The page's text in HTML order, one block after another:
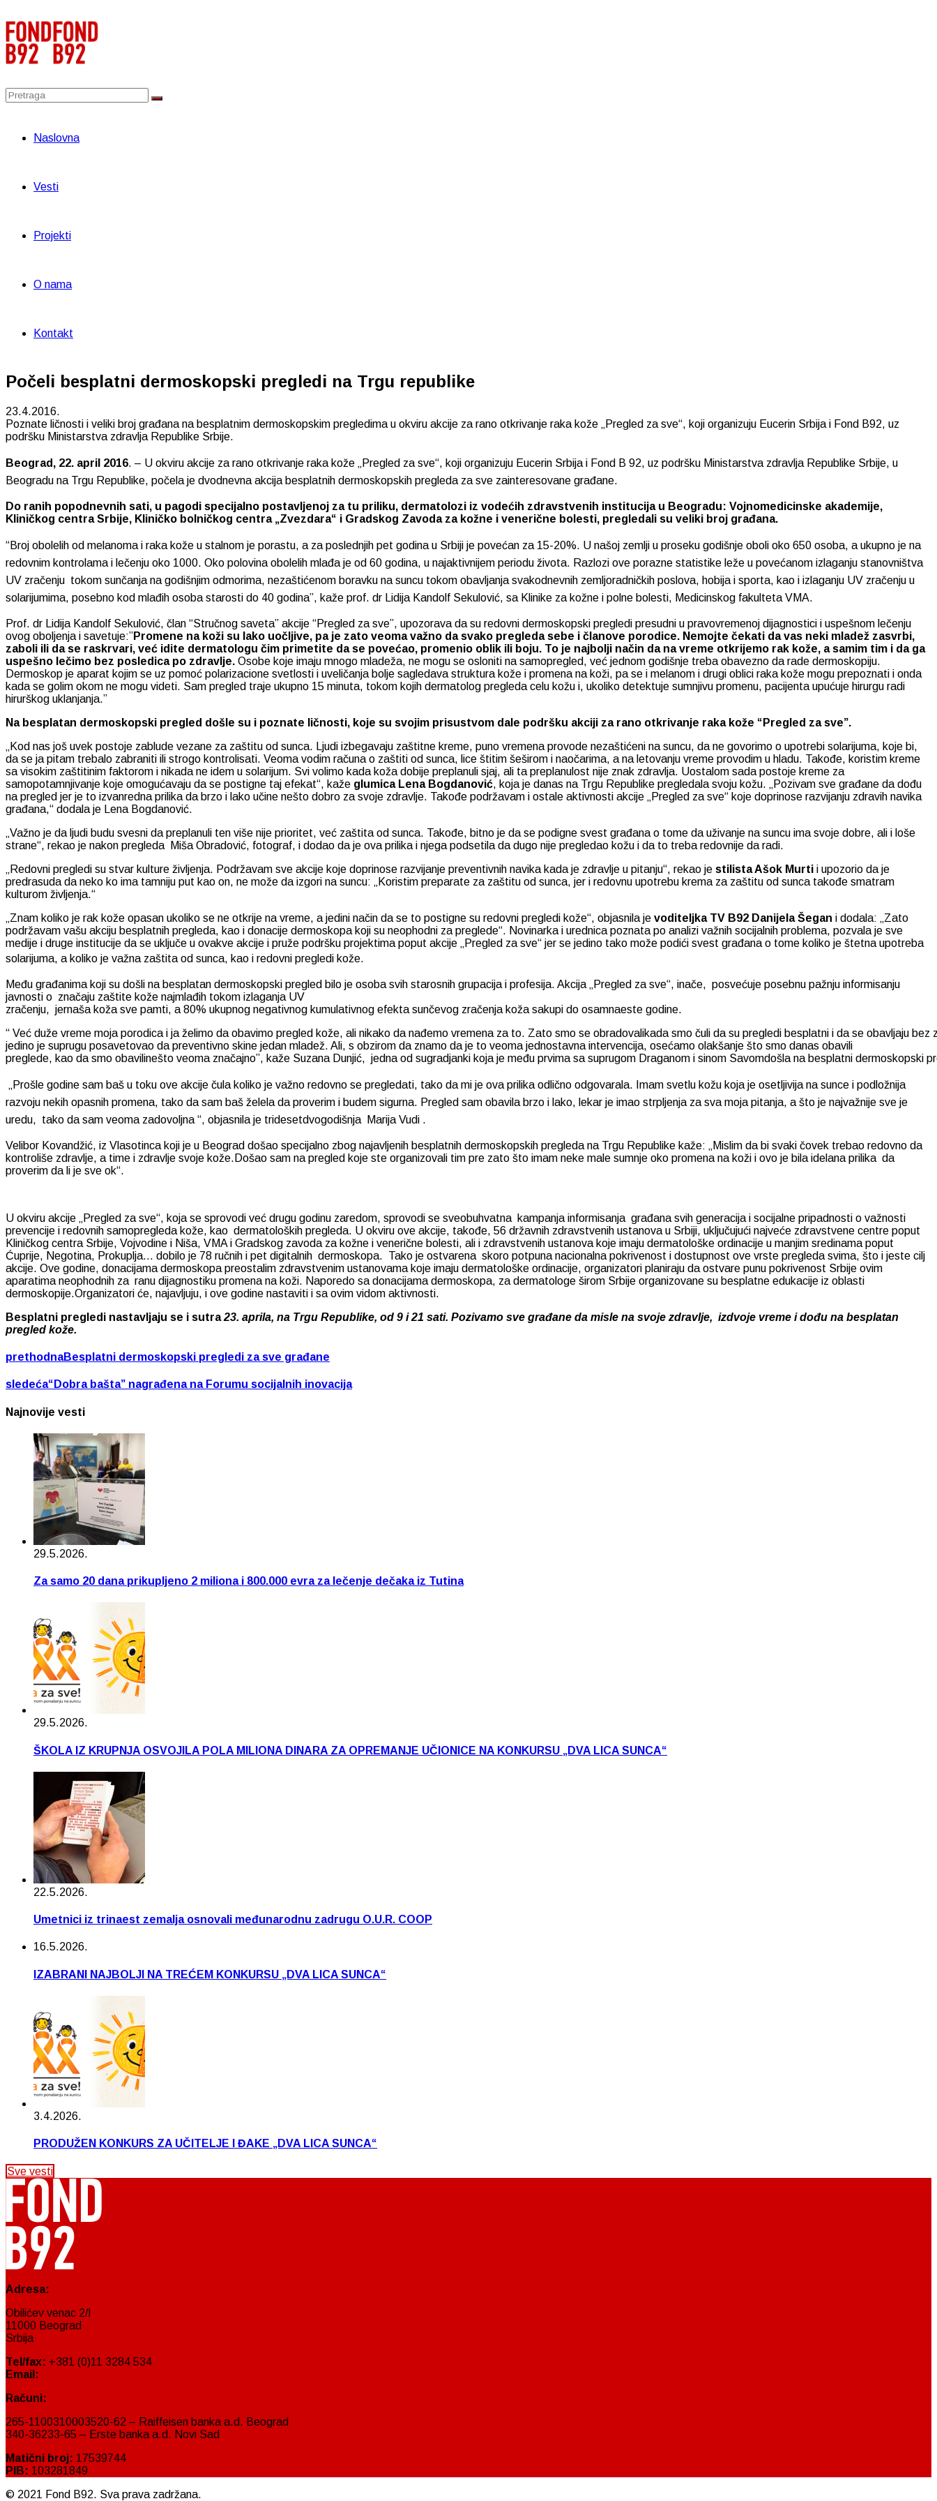
Naslovna
Vesti
Projekti
O nama
Kontakt
Počeli besplatni dermoskopski pregledi na Trgu republike
23.4.2016.
Poznate ličnosti i veliki broj građana na besplatnim dermoskopskim pregledima u okviru akcije za rano otkrivanje raka kože „Pregled za sve“, koji organizuju Eucerin Srbija i Fond B92, uz
podršku Ministarstva zdravlja Republike Srbije.
Beograd, 22. april 2016. – U okviru akcije za rano otkrivanje raka kože „Pregled za sve“, koji organizuju Eucerin Srbija i Fond B 92, uz podršku Ministarstva zdravlja Republike Srbije, u
Beogradu na Trgu Republike, počela je dvodnevna akcija besplatnih dermoskopskih pregleda za sve zainteresovane građane.
Do ranih popodnevnih sati, u pagodi specijalno postavljenoj za tu priliku, dermatolozi iz vodećih zdravstvenih institucija u Beogradu: Vojnomedicinske akademije,
Kliničkog centra Srbije, Kliničko bolničkog centra „Zvezdara“ i Gradskog Zavoda za kožne i venerične bolesti, pregledali su veliki broj građana.
“Broj obolelih od melanoma i raka kože u stalnom je porastu, a za poslednjih pet godina u Srbiji je povećan za 15-20%. U našoj zemlji u proseku godišnje oboli oko 650 osoba, a ukupno je na
redovnim kontrolama i lečenju oko 1000. Oko polovina obolelih mlađa je od 60 godina, u najaktivnijem periodu života. Razlozi ove porazne statistike leže u povećanom izlaganju stanovništva
UV zračenju tokom sunčanja na godišnjim odmorima, nezaštićenom boravku na suncu tokom obavljanja svakodnevnih zemljoradničkih poslova, hobija i sporta, kao i izlaganju UV zračenju u
solarijumima, posebno kod mlađih osoba starosti do 40 godina”, kaže prof. dr Lidija Kandolf Sekulović, sa Klinike za kožne i polne bolesti, Medicinskog fakulteta VMA.
Prof. dr Lidija Kandolf Sekulović, član “Stručnog saveta” akcije “Pregled za sve”, upozorava da su redovni dermoskopski pregledi presudni u pravovremenoj dijagnostici i uspešnom lečenju
ovog oboljenja i savetuje:”Promene na koži su lako uočljive, pa je zato veoma važno da svako pregleda sebe i članove porodice. Nemojte čekati da vas neki mladež zasvrbi,
zaboli ili da se raskrvari, već idite dermatologu čim primetite da se povećao, promenio oblik ili boju. To je najbolji način da na vreme otkrijemo rak kože, a samim tim i da ga
uspešno lečimo bez posledica po zdravlje. Osobe koje imaju mnogo mladeža, ne mogu se osloniti na samopregled, već jednom godišnje treba obavezno da rade dermoskopiju.
Dermoskop je aparat kojim se uz pomoć polarizacione svetlosti i uveličanja bolje sagledava struktura kože i promena na koži, pa se i melanom i drugi oblici raka kože mogu prepoznati i onda
kada se golim okom ne mogu videti. Sam pregled traje ukupno 15 minuta, tokom kojih dermatolog pregleda celu kožu i, ukoliko detektuje sumnjivu promenu, pacijenta upućuje hirurgu radi
hirurškog uklanjanja.”
Na besplatan dermoskopski pregled došle su i poznate ličnosti, koje su svojim prisustvom dale podršku akciji za rano otkrivanje raka kože “Pregled za sve”.
„Kod nas još uvek postoje zablude vezane za zaštitu od sunca. Ljudi izbegavaju zaštitne kreme, puno vremena provode nezaštićeni na suncu, da ne govorimo o upotrebi solarijuma, koje bi,
da se ja pitam trebalo zabraniti ili strogo kontrolisati. Veoma vodim računa o zaštiti od sunca, lice štitim šeširom i naočarima, a na letovanju vreme provodim u hladu. Takođe, koristim kreme
sa visokim zaštitinim faktorom i nikada ne idem u solarijum. Svi volimo kada koža dobije preplanuli sjaj, ali ta preplanulost nije znak zdravlja. Uostalom sada postoje kreme za
samopotamnjivanje koje omogućavaju da se postigne taj efekat“, kaže glumica Lena Bogdanović, koja je danas na Trgu Republike pregledala svoju kožu. „Pozivam sve građane da dođu
na pregled jer je to izvanredna prilika da brzo i lako učine nešto dobro za svoje zdravlje. Takođe podržavam i ostale aktivnosti akcije „Pregled za sve“ koje doprinose razvijanju zdravih navika
građana,“ dodala je Lena Bogdanović.
„Važno je da ljudi budu svesni da preplanuli ten više nije prioritet, već zaštita od sunca. Takođe, bitno je da se podigne svest građana o tome da uživanje na suncu ima svoje dobre, ali i loše
strane“, rekao je nakon pregleda Miša Obradović, fotograf, i dodao da je ova prilika i njega podsetila da dugo nije pregledao kožu i da to treba redovnije da radi.
„Redovni pregledi su stvar kulture življenja. Podržavam sve akcije koje doprinose razvijanje preventivnih navika kada je zdravlje u pitanju“, rekao je stilista Ašok Murti i upozorio da je
predrasuda da neko ko ima tamniju put kao on, ne može da izgori na suncu: „Koristim preparate za zaštitu od sunca, jer i redovnu upotrebu krema za zaštitu od sunca takođe smatram
kulturom življenja.“
„Znam koliko je rak kože opasan ukoliko se ne otkrije na vreme, a jedini način da se to postigne su redovni pregledi kože“, objasnila je voditeljka TV B92 Danijela Šegan i dodala: „Zato
podržavam vašu akciju besplatnih pregleda, kao i donacije dermoskopa koji su neophodni za preglede“. Novinarka i urednica poznata po analizi važnih socijalnih problema, pozvala je sve
medije i druge institucije da se uključe u ovakve akcije i pruže podršku projektima poput akcije „Pregled za sve“ jer se jedino tako može podići svest građana o tome koliko je štetna upotreba
solarijuma, a koliko je važna zaštita od sunca, kao i redovni pregledi kože.
Među građanima koji su došli na besplatan dermoskopski pregled bilo je osoba svih starosnih grupacija i profesija. Akcija „Pregled za sve“, inače, posvećuje posebnu pažnju informisanju
javnosti o značaju zaštite kože najmlađih tokom izlaganja UV
zračenju, jernaša koža sve pamti, a 80% ukupnog negativnog kumulativnog efekta sunčevog zračenja koža sakupi do osamnaeste godine.
“ Već duže vreme moja porodica i ja želimo da obavimo pregled kože, ali nikako da nađemo vremena za to. Zato smo se obradovalikada smo čuli da su pregledi besplatni i da se obavljaju
jedino je suprugu posavetovao da preventivno skine jedan mladež. Ali, s obzirom da znamo da je to veoma jednostavna intervencija, osećamo olakšanje što smo danas obavili
preglede, kao da smo obavilinešto veoma značajno”, kaže Suzana Dunjić, jedna od sugradjanki koja je među prvima sa suprugom Draganom i sinom Savomdošla na besplatni dermoskopski
„Prošle godine sam baš u toku ove akcije čula koliko je važno redovno se pregledati, tako da mi je ova prilika odlično odgovarala. Imam svetlu kožu koja je osetljivija na sunce i podložnija
razvoju nekih opasnih promena, tako da sam baš želela da proverim i budem sigurna. Pregled sam obavila brzo i lako, lekar je imao strpljenja za sva moja pitanja, a što je najvažnije sve je
uredu, tako da sam veoma zadovoljna “, objasnila je tridesetdvogodišnja Marija Vudi .
Velibor Kovandžić, iz Vlasotinca koji je u Beograd došao specijalno zbog najavljenih besplatnih dermoskopskih pregleda na Trgu Republike kaže: „Mislim da bi svaki čovek trebao redovno da
kontroliše zdravlje, a time i zdravlje svoje kože.Došao sam na pregled koje ste organizovali tim pre zato što imam neke male sumnje oko promena na koži i ovo je bila idelana prilika da
proverim da li je sve ok“.
U okviru akcije „Pregled za sve“, koja se sprovodi već drugu godinu zaredom, sprovodi se sveobuhvatna kampanja informisanja građana svih generacija i socijalne pripadnosti o važnosti
prevencije i redovnih samopregleda kože, kao dermatoloških pregleda. U okviru ove akcije, takođe, 56 državnih zdravstvenih ustanova u Srbiji, uključujući najveće zdravstvene centre poput
Kliničkog centra Srbije, Vojvodine i Niša, VMA i Gradskog zavoda za kožne i venerične bolesti, ali i zdravstvenih ustanova koje imaju dermatološke ordinacije u manjim sredinama poput
Ćuprije, Negotina, Prokuplja… dobilo je 78 ručnih i pet digitalnih dermoskopa. Tako je ostvarena skoro potpuna nacionalna pokrivenost i dostupnost ove vrste pregleda svima, što i jeste cilj
akcije. Ove godine, donacijama dermoskopa preostalim zdravstvenim ustanovama koje imaju dermatološke ordinacije, organizatori planiraju da ostvare punu pokrivenost Srbije ovim
aparatima neophodnih za ranu dijagnostiku promena na koži. Naporedo sa donacijama dermoskopa, za dermatologe širom Srbije organizovane su besplatne edukacije iz oblasti
dermoskopije.Organizatori će, najavljuju, i ove godine nastaviti i sa ovim vidom aktivnosti.
Besplatni pregledi nastavljaju se i sutra23. aprila, na Trgu Republike, od 9 i21 sati. Pozivamo sve građane da misle na svoje zdravlje, izdvoje vreme i dođu na besplatan
pregled kože.
prethodnaBesplatni dermoskopski pregledi za sve građane
sledeća“Dobra bašta” nagrađena na Forumu socijalnih inovacija
Najnovije vesti
29.5.2026.
Za samo 20 dana prikupljeno 2 miliona i 800.000 evra za lečenje dečaka iz Tutina
29.5.2026.
ŠKOLA IZ KRUPNJA OSVOJILA POLA MILIONA DINARA ZA OPREMANJE UČIONICE NA KONKURSU „DVA LICA SUNCA“
22.5.2026.
Umetnici iz trinaest zemalja osnovali međunarodnu zadrugu O.U.R. COOP
16.5.2026.
IZABRANI NAJBOLJI NA TREĆEM KONKURSU „DVA LICA SUNCA“
3.4.2026.
PRODUŽEN KONKURS ZA UČITELJE I ĐAKE „DVA LICA SUNCA“
Sve vesti
Adresa:
Obilićev venac 2/I
11000 Beograd
Srbija
Tel/fax: +381 (0)11 3284 534
Email:
Računi:
265-1100310003520-62 – Raiffeisen banka a.d. Beograd
340-36233-65 – Erste banka a.d. Novi Sad
Matični broj: 17539744
PIB: 103281849
© 2021 Fond B92. Sva prava zadržana.